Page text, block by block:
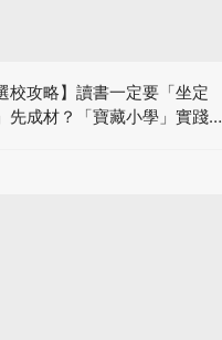
校攻略】讀書一定要「坐定
先成材？「寶藏小學」實踐動